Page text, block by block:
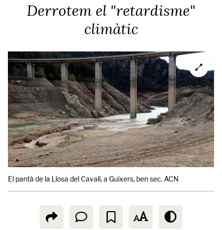
Derrotem el "retardisme"
climàtic
El pantà de la Llosa del Cavall, a Guixers, ben sec. ACN